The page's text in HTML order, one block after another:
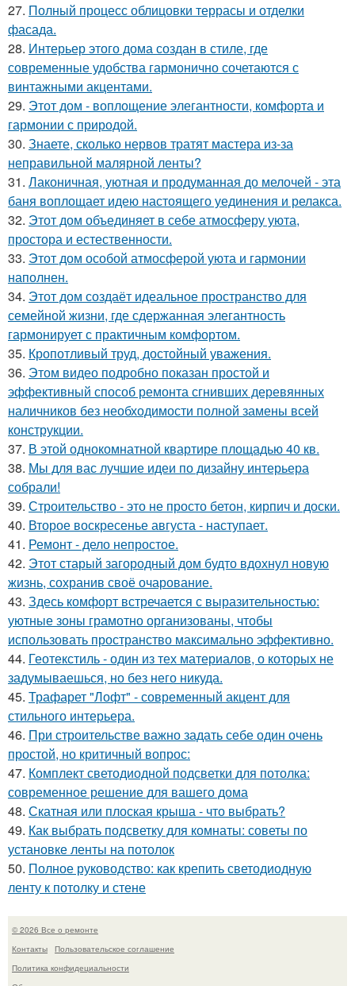
27. Полный процесс облицовки террасы и отделки
фасада.
28. Интерьер этого дома создан в стиле, где
современные удобства гармонично сочетаются с
винтажными акцентами.
29. Этот дом - воплощение элегантности, комфорта и
гармонии с природой.
30. Знаете, сколько нервов тратят мастера из-за
неправильной малярной ленты?
31. Лаконичная, уютная и продуманная до мелочей - эта
баня воплощает идею настоящего уединения и релакса.
32. Этот дом объединяет в себе атмосферу уюта,
простора и естественности.
33. Этот дом особой атмосферой уюта и гармонии
наполнен.
34. Этот дом создаёт идеальное пространство для
семейной жизни, где сдержанная элегантность
гармонирует с практичным комфортом.
35. Кропотливый труд, достойный уважения.
36. Этом видео подробно показан простой и
эффективный способ ремонта сгнивших деревянных
наличников без необходимости полной замены всей
конструкции.
37. В этой однокомнатной квартире площадью 40 кв.
38. Мы для вас лучшие идеи по дизайну интерьера
собрали!
39. Строительство - это не просто бетон, кирпич и доски.
40. Второе воскресенье августа - наступает.
41. Ремонт - дело непростое.
42. Этот старый загородный дом будто вдохнул новую
жизнь, сохранив своё очарование.
43. Здесь комфорт встречается с выразительностью:
уютные зоны грамотно организованы, чтобы
использовать пространство максимально эффективно.
44. Геотекстиль - один из тех материалов, о которых не
задумываешься, но без него никуда.
45. Трафарет "Лофт" - современный акцент для
стильного интерьера.
46. При строительстве важно задать себе один очень
простой, но критичный вопрос:
47. Комплект светодиодной подсветки для потолка:
современное решение для вашего дома
48. Скатная или плоская крыша - что выбрать?
49. Как выбрать подсветку для комнаты: советы по
установке ленты на потолок
50. Полное руководство: как крепить светодиодную
ленту к потолку и стене
© 2026 Все о ремонте
Контакты
Пользовательское соглашение
Политика конфидециальности